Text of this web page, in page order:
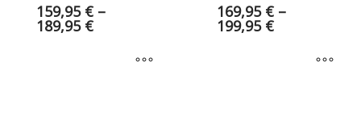
159,95 € –
189,95 €
169,95 € –
199,95 €